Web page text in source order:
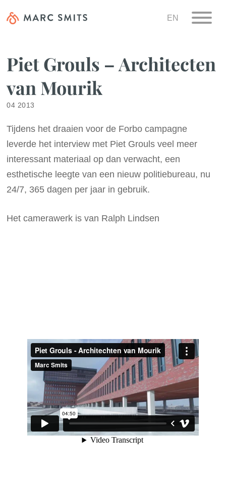
EN
Piet Grouls – Architecten
van Mourik
04 2013
Tijdens het draaien voor de Forbo campagne
leverde het interview met Piet Grouls veel meer
interessant materiaal op dan verwacht, een
esthetische leegte van een nieuw politiebureau, nu
24/7, 365 dagen per jaar in gebruik.
Het camerawerk is van Ralph Lindsen